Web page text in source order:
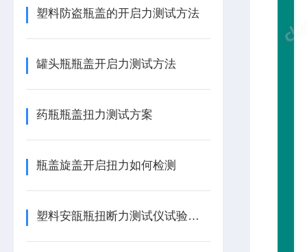
塑料防盗瓶盖的开启力测试方法
罐头瓶瓶盖开启力测试方法
药瓶瓶盖扭力测试方案
瓶盖旋盖开启扭力如何检测
塑料安瓿瓶扭断力测试仪试验方法